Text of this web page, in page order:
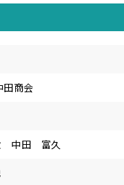
田商会
中田 富久